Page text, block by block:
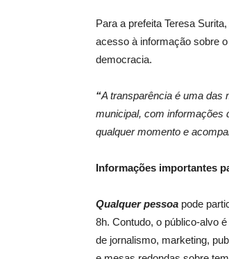
Para a prefeita Teresa
acesso à informação sobre
democracia.
“A transparência é uma das
municipal, com informações
qualquer momento e
Informações importantes
Qualquer pessoa pode
8h. Contudo, o público-alvo
de jornalismo, marketing,